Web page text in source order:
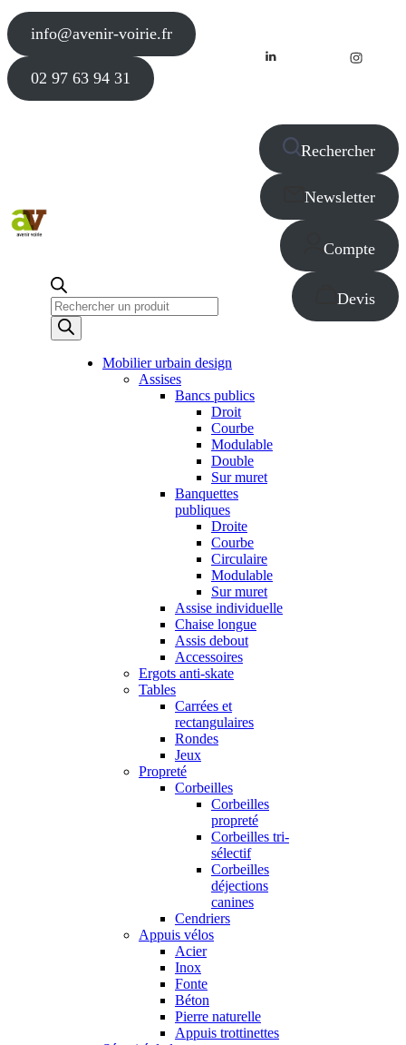
info@avenir-voirie.fr
02 97 63 94 31
Recherche
de
produits
Rechercher
Newsletter
Compte
Devis
Mobilier urbain design
Assises
Bancs publics
Droit
Courbe
Modulable
Double
Sur muret
Banquettes
publiques
Droite
Courbe
Circulaire
Modulable
Sur muret
Assise individuelle
Chaise longue
Assis debout
Accessoires
Ergots anti-skate
Tables
Carrées et
rectangulaires
Rondes
Jeux
Propreté
Corbeilles
Corbeilles
propreté
Corbeilles tri-
sélectif
Corbeilles
déjections
canines
Cendriers
Appuis vélos
Acier
Inox
Fonte
Béton
Pierre naturelle
Appuis trottinettes